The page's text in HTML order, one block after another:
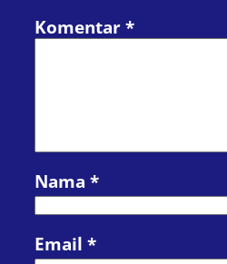
Komentar *
Nama *
Email *